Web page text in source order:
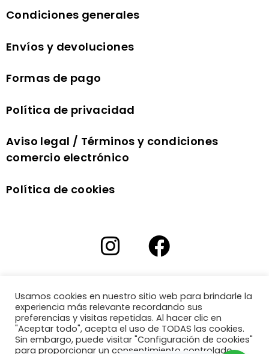
Condiciones generales
Envíos y devoluciones
Formas de pago
Política de privacidad
Aviso legal / Términos y condiciones
comercio electrónico
Política de cookies
Usamos cookies en nuestro sitio web para brindarle la
experiencia más relevante recordando sus
preferencias y visitas repetidas. Al hacer clic en
"Aceptar todo", acepta el uso de TODAS las cookies.
Sin embargo, puede visitar "Configuración de cookies"
para proporcionar un consentimiento controlado.